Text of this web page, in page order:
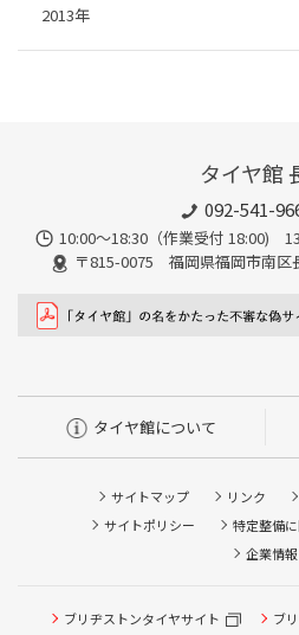
2013年
タイヤ館
092-541-
10:00～18:30（作業受付 18:00)
〒815-0075 福岡県福岡市南区
タイヤ館について
サイトマップ リンク
サイトポリシー
特定整備
企業情報
ブリヂストンタイヤサイト ブ
タイヤ点検・安全点検/タイヤ履